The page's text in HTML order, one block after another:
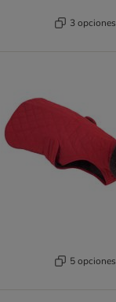
3 opciones
5 opciones